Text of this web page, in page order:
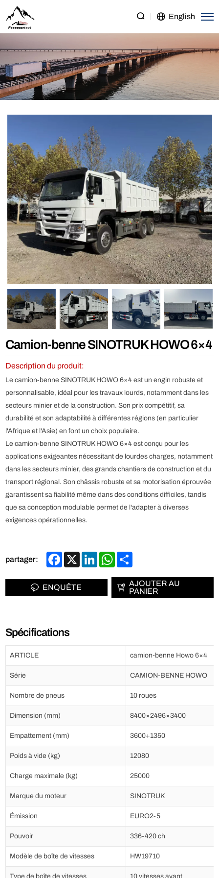
SINOTRUK
HOWO
6×4
Dump
Truck
English
Camion-benne SINOTRUK HOWO 6×4
Description du produit:
Le camion-benne SINOTRUK HOWO 6×4 est un engin robuste et
personnalisable, idéal pour les travaux lourds, notamment dans les
secteurs minier et de la construction. Son prix compétitif, sa
durabilité et son adaptabilité à différentes régions (en particulier
l'Afrique et l'Asie) en font un choix populaire.
Le camion-benne SINOTRUK HOWO 6×4 est conçu pour les
applications exigeantes nécessitant de lourdes charges, notamment
dans les secteurs minier, des grands chantiers de construction et du
transport régional. Son châssis robuste et sa motorisation éprouvée
garantissent sa fiabilité même dans des conditions difficiles, tandis
que sa conception modulable permet de l'adapter à diverses
exigences opérationnelles.
partager: Facebook
X LinkedInWhatsApp
Share
ENQUÊTE AJOUTER AU
PANIER
Spécifications
ARTICLE
camion-benne Howo 6×4
Série
CAMION-BENNE HOWO
Nombre de pneus
10 roues
Dimension (mm)
8400×2496×3400
Empattement (mm)
3600+1350
Poids à vide (kg)
12080
Charge maximale (kg)
25000
Marque du moteur
SINOTRUK
Émission
EURO2-5
Pouvoir
336-420 ch
Modèle de boîte de vitesses
HW19710